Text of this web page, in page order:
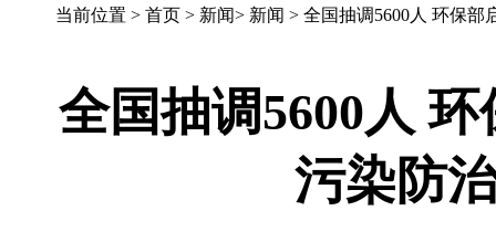
当前位置 > 首页 > 新闻> 新闻 > 全国抽调5600人 环保部
全国抽调5600人
污染防